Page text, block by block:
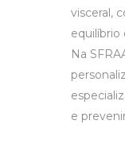
visceral,
equilíbrio
Na
e